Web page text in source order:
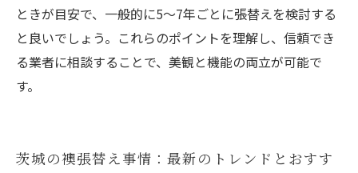
ときが目安で、一般的に5〜7年ごとに張替えを検討する
と良いでしょう。これらのポイントを理解し、信頼でき
る業者に相談することで、美観と機能の両立が可能で
す。
茨城の襖張替え事情：最新のトレンドとおすす